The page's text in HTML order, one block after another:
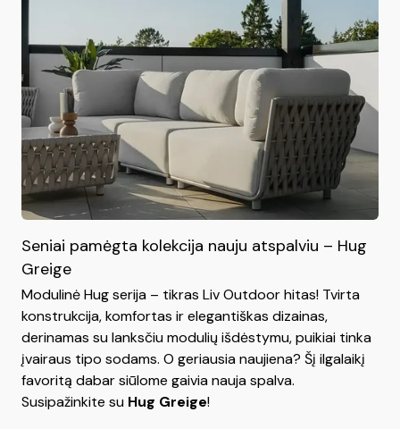
Seniai pamėgta kolekcija nauju atspalviu – Hug
Greige
Modulinė Hug serija – tikras Liv Outdoor hitas! Tvirta
konstrukcija, komfortas ir elegantiškas dizainas,
derinamas su lanksčiu modulių išdėstymu, puikiai tinka
įvairaus tipo sodams. O geriausia naujiena? Šį ilgalaikį
favoritą dabar siūlome gaivia nauja spalva.
Susipažinkite su Hug Greige!